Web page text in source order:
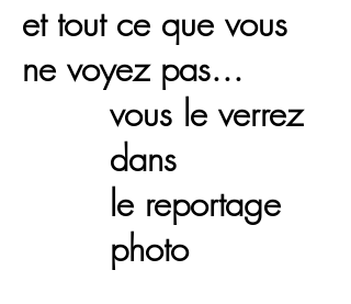
et tout ce que vous
ne voyez pas...
vous le verrez
dans
le reportage
photo